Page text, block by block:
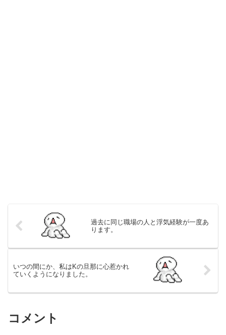
過去に同じ職場の人と浮気経験が一度あ
ります。
いつの間にか、私はKの旦那に心惹かれ
ていくようになりました。
コメント